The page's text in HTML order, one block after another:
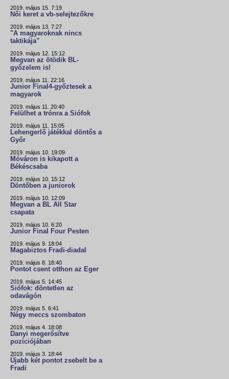
2019. május 15. 7:19
Női keret a vb-selejtezőkre
2019. május 13. 7:27
"A magyaroknak nincs
taktikája"
2019. május 12. 15:12
Megvan az ötödik BL-
győzelem is!
2019. május 11. 22:16
Junior Final4-győztesek a
magyarok
2019. május 11. 20:40
Felülhet a trónra a Siófok
2019. május 11. 15:05
Lehengerlő játékkal döntős a
Győr
2019. május 10. 19:09
Móváron is kikapott a
Békéscsaba
2019. május 10. 15:12
Döntőben a juniorok
2019. május 10. 12:09
Megvan a BL All Star
csapata
2019. május 10. 6:20
Junior Final Four Pesten
2019. május 9. 18:04
Magabiztos Fradi-diadal
2019. május 8. 18:40
Pontot csent otthon az Eger
2019. május 5. 14:45
Siófok: döntetlen az
odavágón
2019. május 5. 6:41
Négy meccs szombaton
2019. május 4. 18:08
Danyi megerősítve
pozíciójában
2019. május 3. 18:44
Újabb két pontot zsebelt be a
Fradi